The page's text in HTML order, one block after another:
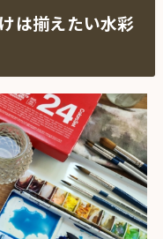
は揃えたい水彩